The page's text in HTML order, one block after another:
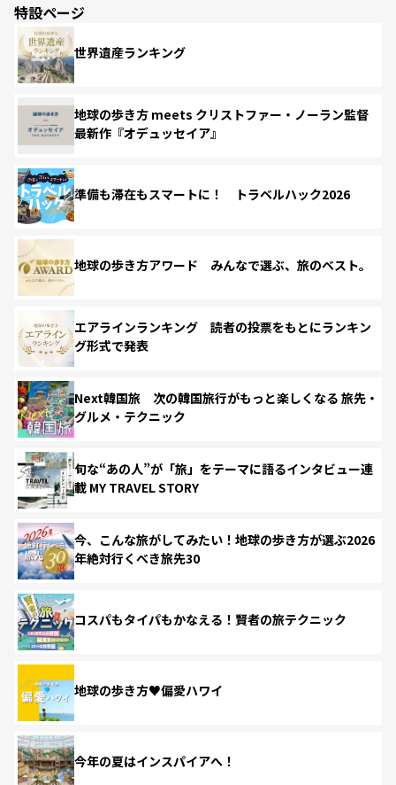
特設ページ
世界遺産ランキング
地球の歩き方 meets クリストファー・ノーラン監督
最新作『オデュッセイア』
準備も滞在もスマートに！ トラベルハック2026
地球の歩き方アワード みんなで選ぶ、旅のベスト。
エアラインランキング 読者の投票をもとにランキン
グ形式で発表
Next韓国旅 次の韓国旅行がもっと楽しくなる 旅先・
グルメ・テクニック
旬な“あの人”が「旅」をテーマに語るインタビュー連
載 MY TRAVEL STORY
今、こんな旅がしてみたい！地球の歩き方が選ぶ2026
年絶対行くべき旅先30
コスパもタイパもかなえる！賢者の旅テクニック
地球の歩き方♥偏愛ハワイ
今年の夏はインスパイアへ！